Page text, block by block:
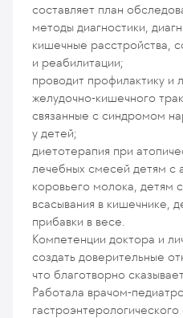
составляет план
методы диагностики,
кишечные расстройства,
и реабилитации;
проводит профилактику и
желудочно-кишечного
связанные с синдромом
у детей;
диетотерапия при
лечебных смесей детям с
коровьего молока, детям
всасывания в кишечнике,
прибавки в весе.
Компетенции доктора и
создать доверительные
что благотворно
Работала врачом-